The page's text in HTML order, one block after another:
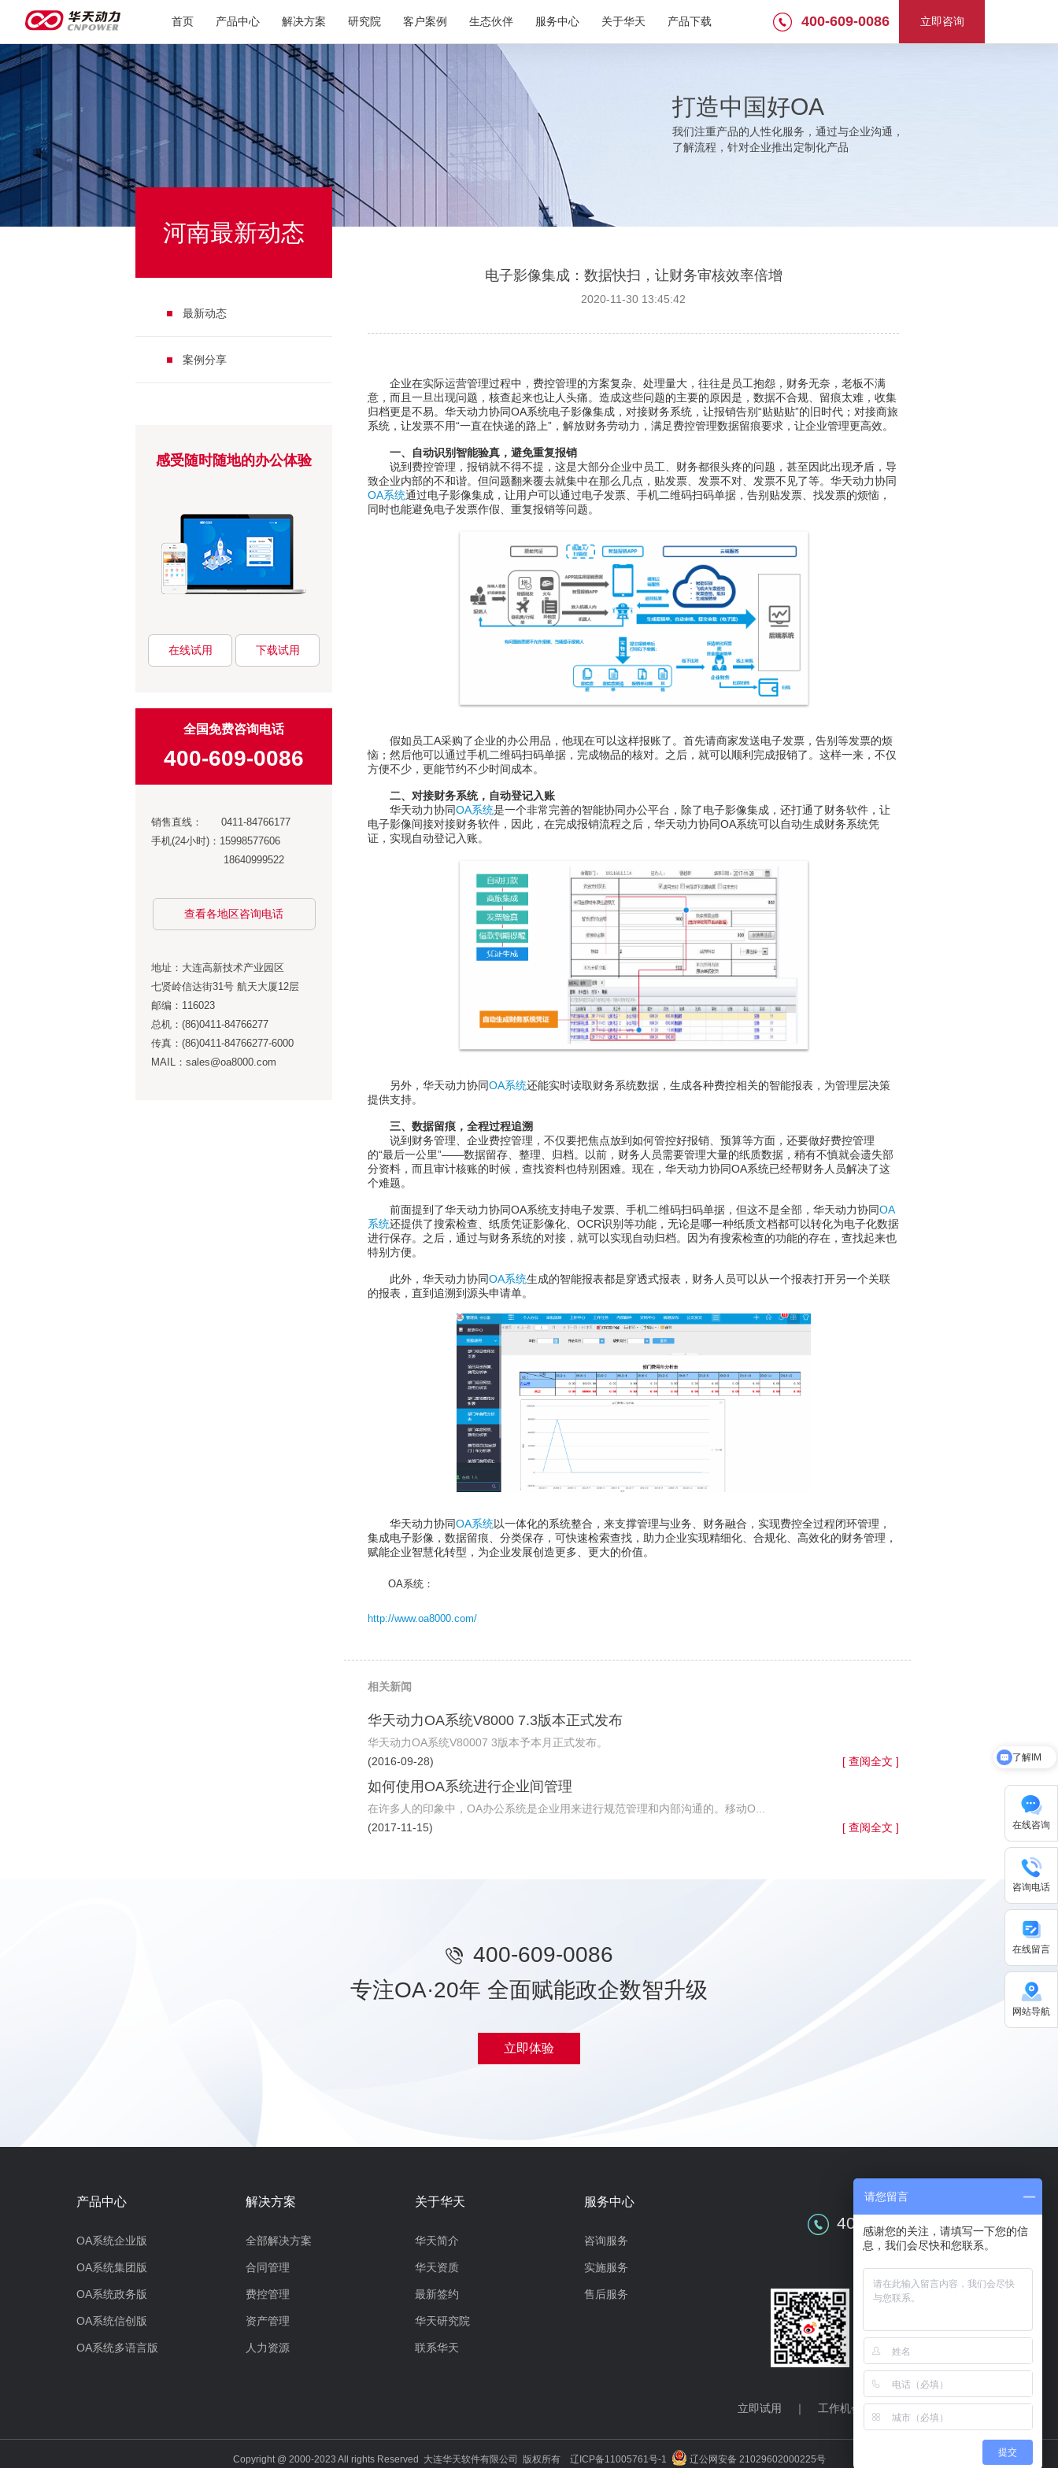
首页 产品中心 解决方案 研究院 客户案例 生态伙伴 服务中心 关于华天 产品下载 400-609-0086 立即咨询
打造中国好OA
我们注重产品的人性化服务，通过与企业沟通，
了解流程，针对企业推出定制化产品
河南最新动态
最新动态
案例分享
感受随时随地的办公体验
在线试用 下载试用
全国免费咨询电话
400-609-0086
销售直线： 0411-84766177
手机(24小时)：15998577606
18640999522
查看各地区咨询电话
地址：大连高新技术产业园区
七贤岭信达街31号 航天大厦12层
邮编：116023
总机：(86)0411-84766277
传真：(86)0411-84766277-6000
MAIL：sales@oa8000.com
电子影像集成：数据快扫，让财务审核效率倍增
2020-11-30 13:45:42
企业在实际运营管理过程中，费控管理的方案复杂、处理量大，往往是员工抱怨，财务无奈，老板不满
意，而且一旦出现问题，核查起来也让人头痛。造成这些问题的主要的原因是，数据不合规、留痕太难，收集
归档更是不易。华天动力协同OA系统电子影像集成，对接财务系统，让报销告别“贴贴贴”的旧时代；对接商旅
系统，让发票不用“一直在快递的路上”，解放财务劳动力，满足费控管理数据留痕要求，让企业管理更高效。
一、自动识别智能验真，避免重复报销
说到费控管理，报销就不得不提，这是大部分企业中员工、财务都很头疼的问题，甚至因此出现矛盾，导
致企业内部的不和谐。但问题翻来覆去就集中在那么几点，贴发票、发票不对、发票不见了等。华天动力协同
OA系统通过电子影像集成，让用户可以通过电子发票、手机二维码扫码单据，告别贴发票、找发票的烦恼，
同时也能避免电子发票作假、重复报销等问题。
假如员工A采购了企业的办公用品，他现在可以这样报账了。首先请商家发送电子发票，告别等发票的烦
恼；然后他可以通过手机二维码扫码单据，完成物品的核对。之后，就可以顺利完成报销了。这样一来，不仅
方便不少，更能节约不少时间成本。
二、对接财务系统，自动登记入账
华天动力协同OA系统是一个非常完善的智能协同办公平台，除了电子影像集成，还打通了财务软件，让
电子影像间接对接财务软件，因此，在完成报销流程之后，华天动力协同OA系统可以自动生成财务系统凭
证，实现自动登记入账。
另外，华天动力协同OA系统还能实时读取财务系统数据，生成各种费控相关的智能报表，为管理层决策
提供支持。
三、数据留痕，全程过程追溯
说到财务管理、企业费控管理，不仅要把焦点放到如何管控好报销、预算等方面，还要做好费控管理
的“最后一公里”——数据留存、整理、归档。以前，财务人员需要管理大量的纸质数据，稍有不慎就会遗失部
分资料，而且审计核账的时候，查找资料也特别困难。现在，华天动力协同OA系统已经帮财务人员解决了这
个难题。
前面提到了华天动力协同OA系统支持电子发票、手机二维码扫码单据，但这不是全部，华天动力协同OA
系统还提供了搜索检查、纸质凭证影像化、OCR识别等功能，无论是哪一种纸质文档都可以转化为电子化数据
进行保存。之后，通过与财务系统的对接，就可以实现自动归档。因为有搜索检查的功能的存在，查找起来也
特别方便。
此外，华天动力协同OA系统生成的智能报表都是穿透式报表，财务人员可以从一个报表打开另一个关联
的报表，直到追溯到源头申请单。
华天动力协同OA系统以一体化的系统整合，来支撑管理与业务、财务融合，实现费控全过程闭环管理，
集成电子影像，数据留痕、分类保存，可快速检索查找，助力企业实现精细化、合规化、高效化的财务管理，
赋能企业智慧化转型，为企业发展创造更多、更大的价值。
OA系统：
http://www.oa8000.com/
相关新闻
华天动力OA系统V8000 7.3版本正式发布
华天动力OA系统V80007 3版本予本月正式发布。
(2016-09-28)
[ 查阅全文 ]
如何使用OA系统进行企业间管理
在许多人的印象中，OA办公系统是企业用来进行规范管理和内部沟通的。移动O...
(2017-11-15)
[ 查阅全文 ]
400-609-0086
专注OA·20年 全面赋能政企数智升级
立即体验
产品中心
OA系统企业版
OA系统集团版
OA系统政务版
OA系统信创版
OA系统多语言版
解决方案
全部解决方案
合同管理
费控管理
资产管理
人力资源
关于华天
华天简介
华天资质
最新签约
华天研究院
联系华天
服务中心
咨询服务
实施服务
售后服务
全国售前咨询
400-609-0086
关注华天动力
立即试用 ｜ 工作机会 ｜ 联系我们
Copyright @ 2000-2023 All rights Reserved 大连华天软件有限公司 版权所有 辽ICP备11005761号-1 辽公网安备 21029602000225号
在线咨询
咨询电话
在线留言
网站导航
了解IM
请您留言
感谢您的关注，请填写一下您的信
息，我们会尽快和您联系。
提交